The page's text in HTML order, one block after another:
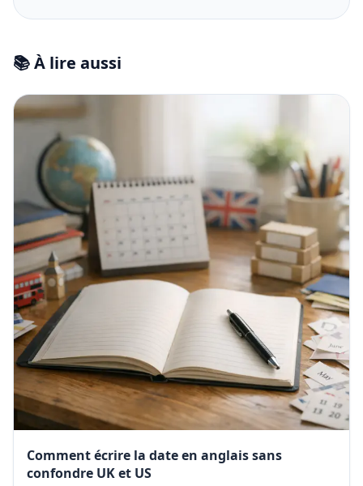
📚 À lire aussi
Comment écrire la date en anglais sans
confondre UK et US